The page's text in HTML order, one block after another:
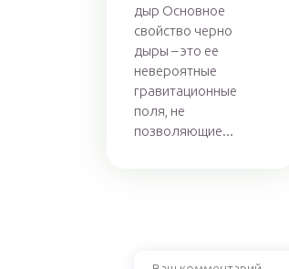
дыр Основное
свойство черно
дыры – это ее
невероятные
гравитационные
поля, не
позволяющие...